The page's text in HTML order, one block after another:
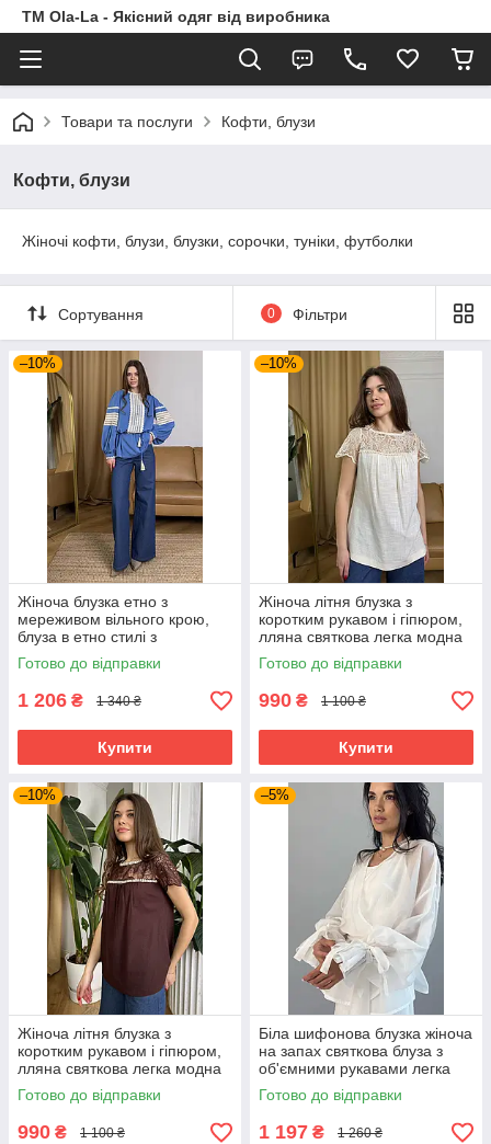
TM Ola-La - Якісний одяг від виробника
Товари та послуги Кофти, блузи
Кофти, блузи
Жіночі кофти, блузи, блузки, сорочки, туніки, футболки
Сортування 0 Фільтри
–10%
Жіноча блузка етно з
мереживом вільного крою,
блуза в етно стилі з
об'ємними рукавами синя 44-
50 розміри
Готово до відправки
1 206 ₴ 1 340 ₴
Купити
–10%
Жіноча літня блузка з
коротким рукавом і гіпюром,
лляна святкова легка модна
бежева блуза 44 розміри
Готово до відправки
990 ₴ 1 100 ₴
Купити
–10%
Жіноча літня блузка з
коротким рукавом і гіпюром,
лляна святкова легка модна
коричнева блуза 44-50
розміри
Готово до відправки
990 ₴ 1 100 ₴
–5%
Біла шифонова блузка жіноча
на запах святкова блуза з
об'ємними рукавами легка
літня оверсайз 44-50 розміри
Готово до відправки
1 197 ₴ 1 260 ₴